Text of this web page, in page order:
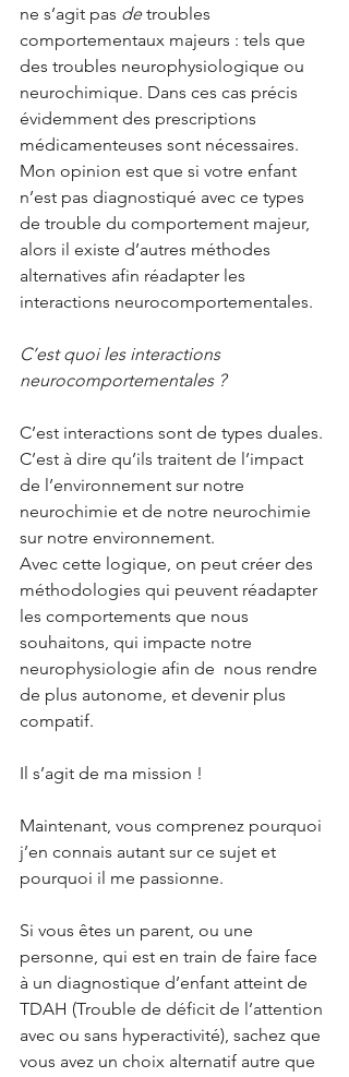
ne s’agit pas de troubles
comportementaux majeurs : tels que
des troubles neurophysiologique ou
neurochimique. Dans ces cas précis
évidemment des prescriptions
médicamenteuses sont nécessaires.
Mon opinion est que si votre enfant
n’est pas diagnostiqué avec ce types
de trouble du comportement majeur,
alors il existe d’autres méthodes
alternatives afin réadapter les
interactions neurocomportementales.
C’est quoi les interactions
neurocomportementales ?
C’est interactions sont de types duales.
C’est à dire qu’ils traitent de l’impact
de l’environnement sur notre
neurochimie et de notre neurochimie
sur notre environnement.
Avec cette logique, on peut créer des
méthodologies qui peuvent réadapter
les comportements que nous
souhaitons, qui impacte notre
neurophysiologie afin de  nous rendre
de plus autonome, et devenir plus
compatif.
Il s’agit de ma mission !
Maintenant, vous comprenez pourquoi
j’en connais autant sur ce sujet et
pourquoi il me passionne.
Si vous êtes un parent, ou une
personne, qui est en train de faire face
à un diagnostique d’enfant atteint de
TDAH (Trouble de déficit de l’attention
avec ou sans hyperactivité), sachez que
vous avez un choix alternatif autre que